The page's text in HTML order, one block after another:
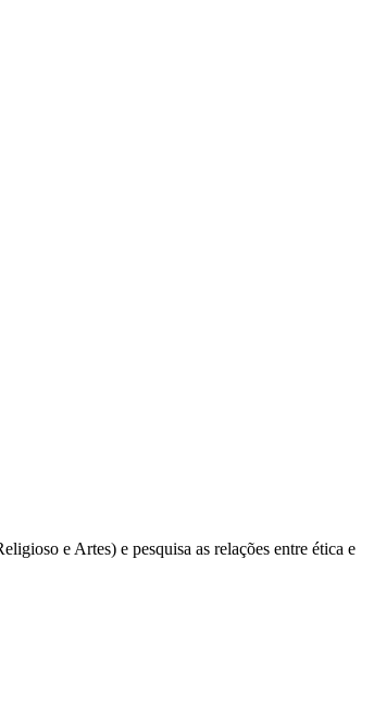
e Artes) e pesquisa as relações entre ética e